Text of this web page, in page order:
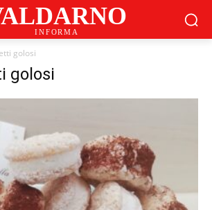
INFORMA
golosi
golosi